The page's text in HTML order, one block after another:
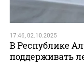
17:46, 02.10.2025
В Республике
поддерживать